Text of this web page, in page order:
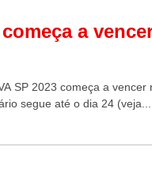
a
SP 2023 começa a
segue até o dia 24 (veja...